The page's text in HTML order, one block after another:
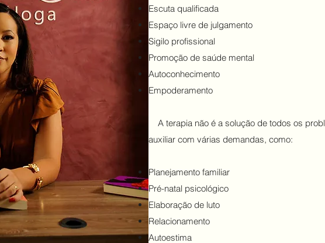
Escuta qualificada
Espaço livre de julgamento
Sigilo profissional
Promoção de saúde mental
Autoconhecimento
Empoderamento
A terapia não é a solução de todos os
auxiliar com várias demandas, como:
Planejamento familiar
Pré-natal psicológico
Elaboração de luto
Relacionamento
Autoestima